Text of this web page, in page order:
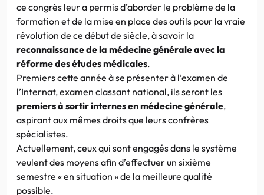
ce congrès leur a permis d’aborder le problème de la
formation et de la mise en place des outils pour la vraie
révolution de ce début de siècle, à savoir la
reconnaissance de la médecine générale avec la
réforme des études médicales.
Premiers cette année à se présenter à l’examen de
l’Internat, examen classant national, ils seront les
premiers à sortir internes en médecine générale,
aspirant aux mêmes droits que leurs confrères
spécialistes.
Actuellement, ceux qui sont engagés dans le système
veulent des moyens afin d’effectuer un sixième
semestre « en situation » de la meilleure qualité
possible.